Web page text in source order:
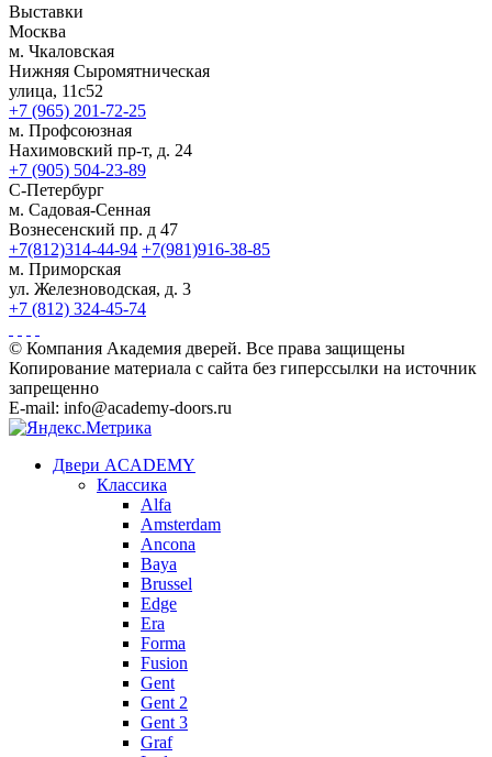
Выставки
Москва
м. Чкаловская
Нижняя Сыромятническая
улица, 11с52
+7 (965) 201-72-25
м. Профсоюзная
Нахимовский пр-т, д. 24
+7 (905) 504-23-89
С-Петербург
м. Садовая-Сенная
Вознесенский пр. д 47
+7(812)314-44-94 +7(981)916-38-85
м. Приморская
ул. Железноводская, д. 3
+7 (812) 324-45-74
© Компания Академия дверей. Все права защищены
Копирование материала с сайта без гиперссылки на источник
запрещенно
E-mail: info@academy-doors.ru
Двери ACADEMY
Классика
Alfa
Amsterdam
Ancona
Baya
Brussel
Edge
Era
Forma
Fusion
Gent
Gent 2
Gent 3
Graf